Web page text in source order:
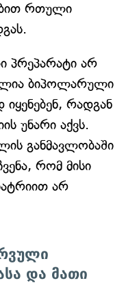
რთული
პრეპარატი არ
ბიპოლარული
რადგან
უნარი აქვს.
განმავლობაში
რომ მისი
არ
და მათი